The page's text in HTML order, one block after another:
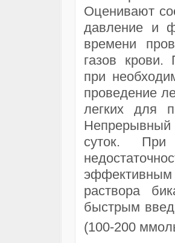
Оценивают
давление и
времени
газов крови.
при
проведение
легких для
Непрерывный
суток. При
эффективным
раствора
быстрым
(100-200